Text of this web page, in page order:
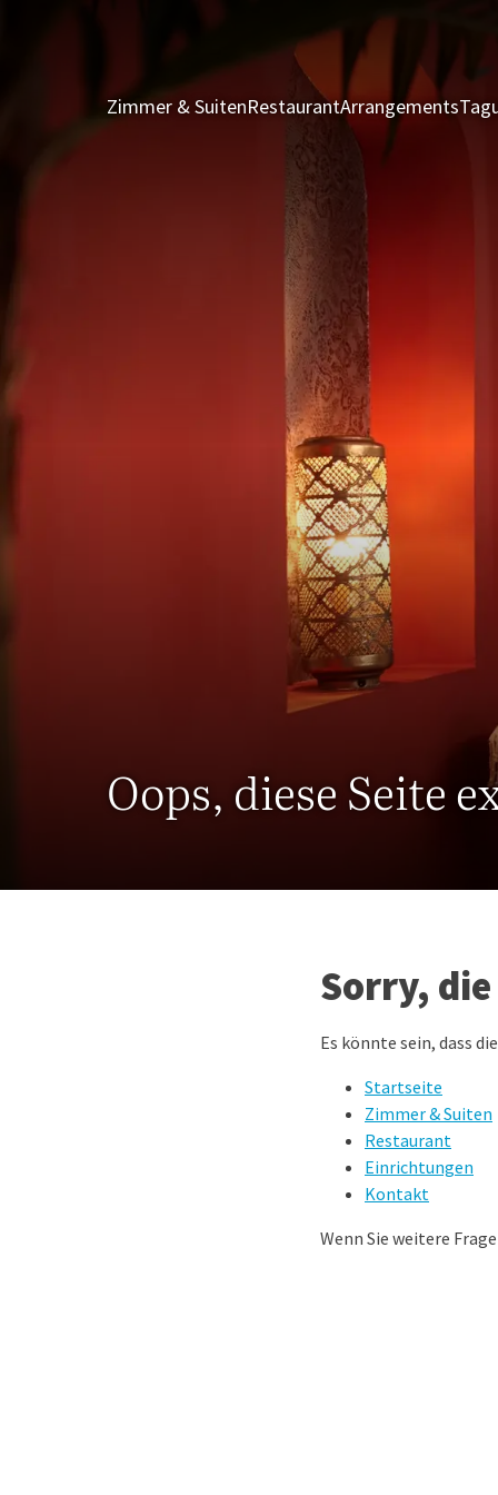
Zimmer & SuitenRestaurantArrangements
Oops, diese Seite
Sorry,
Es könnte sein, dass
Startseite
Zimmer & Suiten
Restaurant
Einrichtungen
Kontakt
Wenn Sie weitere